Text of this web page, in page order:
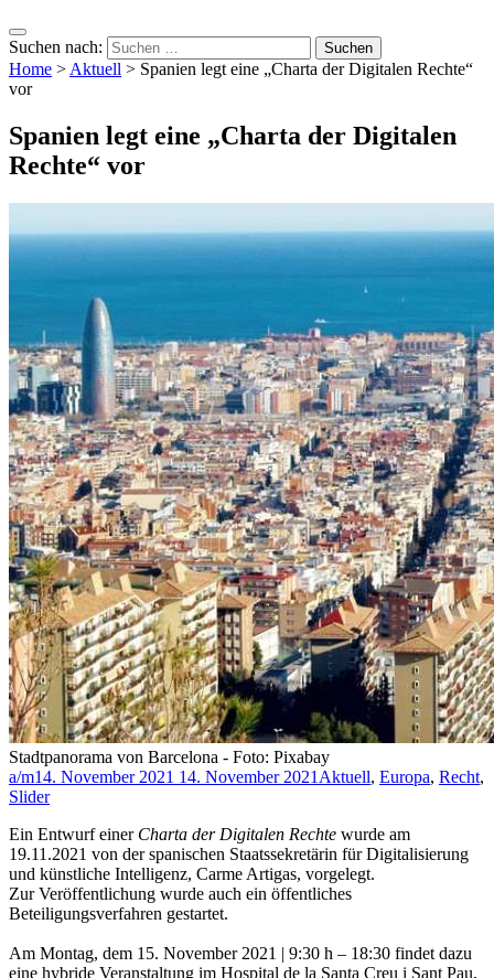
Suchen nach:
Home >Aktuell > Spanien legt eine „Charta der Digitalen Rechte“
vor
Spanien legt eine „Charta der Digitalen
Rechte“ vor
Stadtpanorama von Barcelona - Foto: Pixabay
a/m14. November 2021 14. November 2021 Aktuell, Europa, Recht,
Slider
Ein Entwurf einer Charta der Digitalen Rechte wurde am
19.11.2021 von der spanischen Staatssekretärin für Digitalisierung
und künstliche Intelligenz, Carme Artigas, vorgelegt.
Zur Veröffentlichung wurde auch ein öffentliches
Beteiligungsverfahren gestartet.
Am Montag, dem 15. November 2021 | 9:30 h – 18:30 findet dazu
eine hybride Veranstaltung im Hospital de la Santa Creu i Sant Pau,